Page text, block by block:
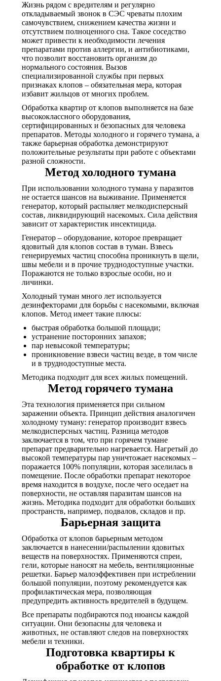
Жизнь рядом с вредителям и регулярно
откладываемый звонок в СЭС чреваты плохим
самочувствием, снижением качества жизни и
отсутствием полноценного сна. Такое соседство
может привести к необходимости лечения
препаратами против аллергии, и антибиотиками,
что позволит восстановить организм до
нормального состояния. Вызов
специализированной службы при первых
признаках клопов – обязательная мера, которая
избавит жильцов от многих проблем.
Обработка квартир от клопов выполняется на базе
высококлассного оборудования,
сертифицированных и безопасных для человека
препаратов. Методы холодного и горячего тумана, а
также барьерная обработка демонстрируют
положительные результаты при работе с объектами
разной сложности.
Метод холодного тумана
При использовании холодного тумана у паразитов
не остается шансов на выживание. Применяется
генератор, который распыляет мелкодисперсный
состав, ликвидирующий насекомых. Сила действия
зависит от характеристик инсектицида.
Генератор – оборудование, которое превращает
ядовитый для клопов состав в туман. Взвесь
генерируемых частиц способна проникнуть в щели,
швы мебели и в прочие труднодоступные участки.
Поражаются не только взрослые особи, но и
личинки.
Холодный туман много лет используется
дезинфекторами для борьбы с насекомыми, включая
клопов. Метод имеет такие плюсы:
быстрая обработка большой площади;
устранение посторонних запахов;
пар невысокой температуры;
проникновение взвеси частиц везде, в том числе
и в труднодоступные места.
Методика подходит для всех жилых помещений.
Метод горячего тумана
Эта технология применяется при сильном
заражении объекта. Принцип действия аналогичен
холодному туману: генератор производит взвесь
мелкодисперсных частиц. Разница методов
заключается в том, что при горячем тумане
препарат предварительно нагревается. Нагретый до
высокой температуры пар уничтожает насекомых –
поражается 100% популяции, которая заселилась в
помещение. После обработки препарат некоторое
время находится в воздухе, после чего оседает на
поверхности, не оставляя паразитам шансов на
жизнь. Методика подходит для обработки больших
пространств, например, подвалов, складов и пр.
Барьерная защита
Обработка от клопов барьерным методом
заключается в нанесении/распылении ядовитых
веществ на поверхностях. Применяются спреи,
гели, которые наносят на мебель, вентиляционные
решетки. Барьер малоэффективен при истреблении
большой популяции, поэтому рекомендуется как
профилактическая мера, позволяющая
предупредить активность вредителей в будущем.
Все препараты подбираются под нюансы каждой
ситуации. Они безопасны для человека и
животных, не оставляют следов на поверхностях
мебели и техники.
Подготовка квартиры к
обработке от клопов